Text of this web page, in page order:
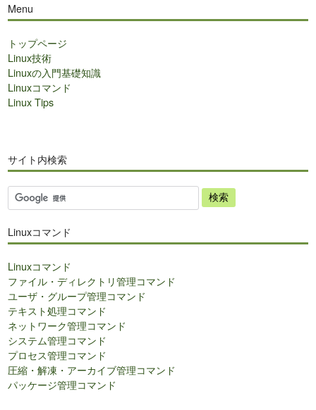
Menu
トップページ
Linux技術
Linuxの入門基礎知識
Linuxコマンド
Linux Tips
サイト内検索
サ
イ
内
索
Linuxコマンド
Linuxコマンド
ファイル・ディレクトリ管理コマンド
ユーザ・グループ管理コマンド
テキスト処理コマンド
ネットワーク管理コマンド
システム管理コマンド
プロセス管理コマンド
圧縮・解凍・アーカイブ管理コマンド
パッケージ管理コマンド